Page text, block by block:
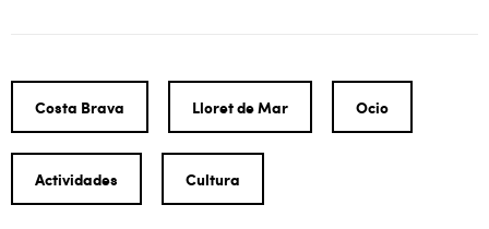
Costa Brava Lloret de Mar Ocio
Actividades Cultura